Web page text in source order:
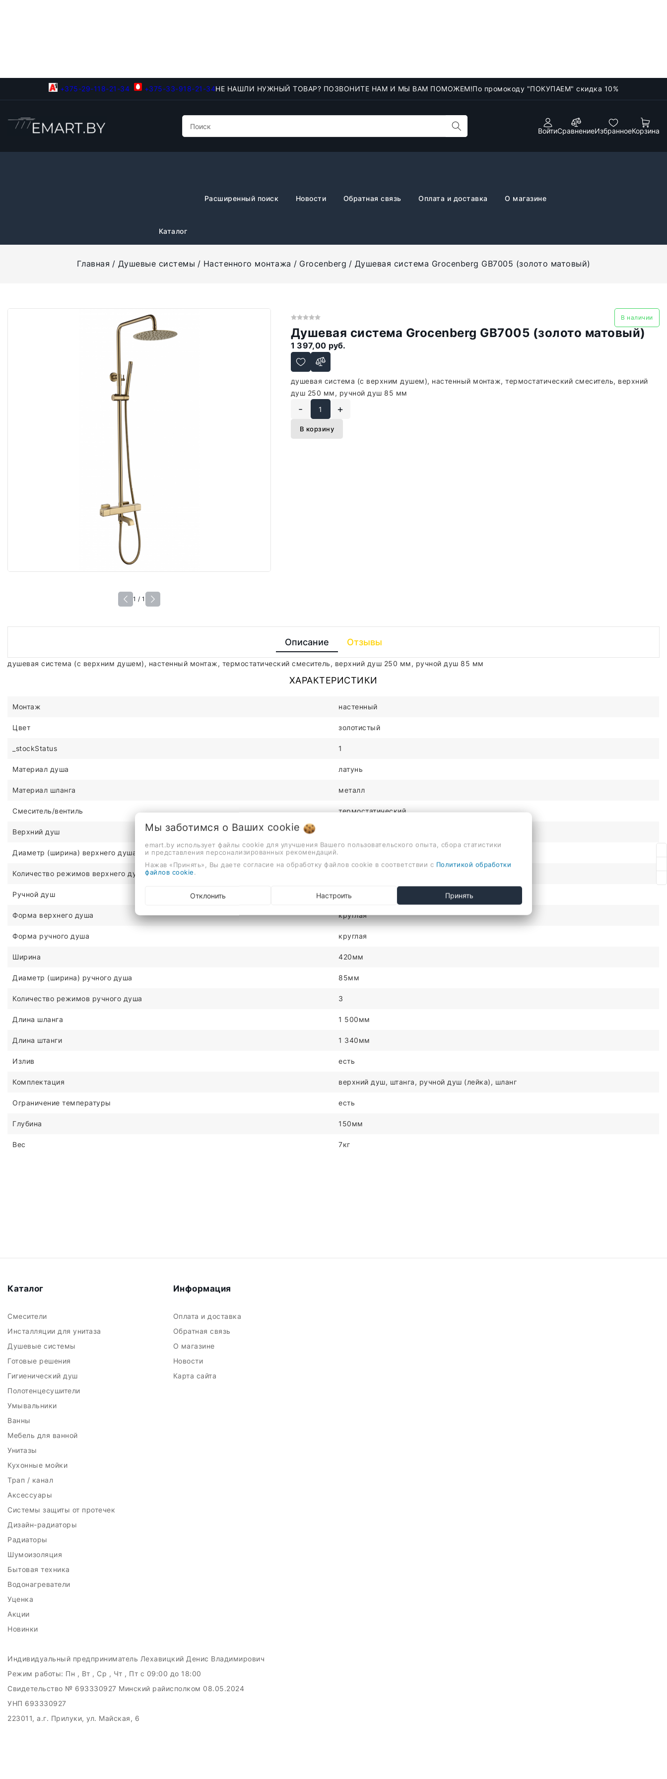
+375-29-118-21-34 +375-33-918-21-34НЕ НАШЛИ НУЖНЫЙ ТОВАР? ПОЗВОНИТЕ НАМ И МЫ ВАМ ПОМОЖЕМ!По промокоду "ПОКУПАЕМ" скидка 10%
ВойтиСравнениеИзбранноеКорзина
Каталог
Расширенный поиск Новости Обратная связь Оплата и доставка О магазине
Главная Душевые системы Настенного монтажа Grocenberg Душевая система Grocenberg GB7005 (золото матовый)
1 / 1
В наличии
Душевая система Grocenberg GB7005 (золото матовый)
1 397,00 руб.
душевая система (с верхним душем), настенный монтаж, термостатический смеситель, верхний
душ 250 мм, ручной душ 85 мм
- +
В корзину
Описание Отзывы
душевая система (с верхним душем), настенный монтаж, термостатический смеситель, верхний душ 250 мм, ручной душ 85 мм
ХАРАКТЕРИСТИКИ
Монтаж настенный
Цвет золотистый
_stockStatus 1
Материал душа латунь
Материал шланга металл
Смеситель/вентиль термостатический
Верхний душ
Диаметр (ширина) верхнего душа
Количество режимов верхнего душа
Ручной душ фиксированный
Форма верхнего душа круглая
Форма ручного душа круглая
Ширина 420мм
Диаметр (ширина) ручного душа 85мм
Количество режимов ручного душа 3
Длина шланга 1 500мм
Длина штанги 1 340мм
Излив есть
Комплектация верхний душ, штанга, ручной душ (лейка), шланг
Ограничение температуры есть
Глубина 150мм
Вес 7кг
Каталог
Смесители
Инсталляции для унитаза
Душевые системы
Готовые решения
Гигиенический душ
Полотенцесушители
Умывальники
Ванны
Мебель для ванной
Унитазы
Кухонные мойки
Трап / канал
Аксессуары
Системы защиты от протечек
Дизайн-радиаторы
Радиаторы
Шумоизоляция
Бытовая техника
Водонагреватели
Уценка
Акции
Новинки
Информация
Оплата и доставка
Обратная связь
О магазине
Новости
Карта сайта
Индивидуальный предприниматель Лехавицкий Денис Владимирович
Режим работы: Пн , Вт , Ср , Чт , Пт c 09:00 до 18:00
Свидетельство № 693330927 Минский райисполком 08.05.2024
УНП 693330927
223011, а.г. Прилуки, ул. Майская, 6
Мы заботимся о Ваших cookie
emart.by использует файлы cookie для улучшения Вашего пользовательского опыта, сбора статистики
и представления персонализированных рекомендаций.
Нажав «Принять», Вы даете согласие на обработку файлов cookie в соответствии с Политикой обработки
файлов cookie.
Отклонить Настроить Принять